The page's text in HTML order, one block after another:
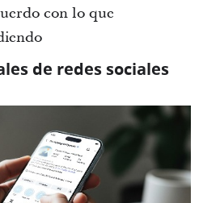
con lo que
de redes sociales